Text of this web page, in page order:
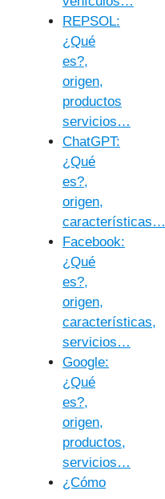
REPSOL:
¿Qué
es?,
origen,
productos
servicios…
ChatGPT:
¿Qué
es?,
origen,
características…
Facebook:
¿Qué
es?,
origen,
características,
servicios…
Google:
¿Qué
es?,
origen,
productos,
servicios…
¿Cómo